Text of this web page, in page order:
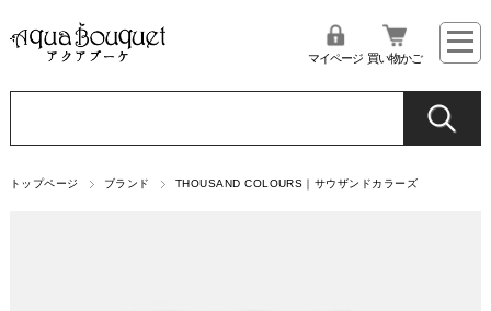
マイページ 買い物かご
トップページ ブランド THOUSAND COLOURS｜サウザンドカラーズ